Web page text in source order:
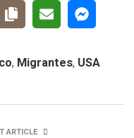
, Migrantes, USA
ARTICLE